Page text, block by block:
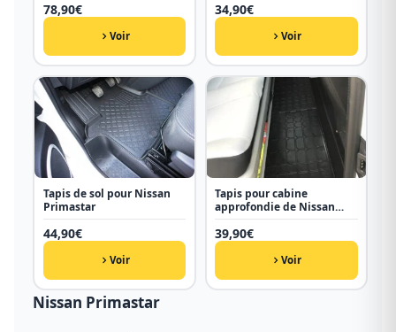
78,90€
Voir
34,90€
Voir
Tapis de sol pour Nissan
Primastar
44,90€
Voir
Tapis pour cabine
approfondie de Nissan
Primastar
39,90€
Voir
Nissan Primastar